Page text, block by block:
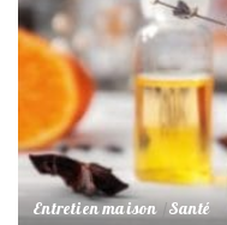
Entretien maison Santé